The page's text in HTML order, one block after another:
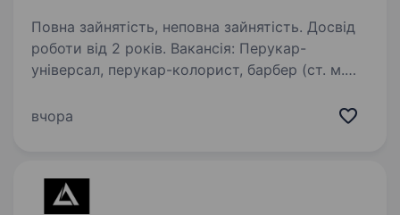
Повна зайнятість, неповна зайнятість. Досвід
роботи від 2 років. Вакансія: Перукар-
універсал, перукар-колорист, барбер (ст. м.
шукаємо талановитого та креативного
вчора